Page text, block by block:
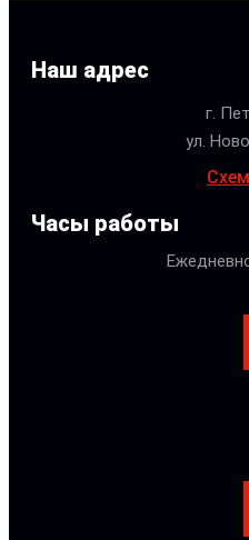
Наш адрес
г.
ул.
Часы работы